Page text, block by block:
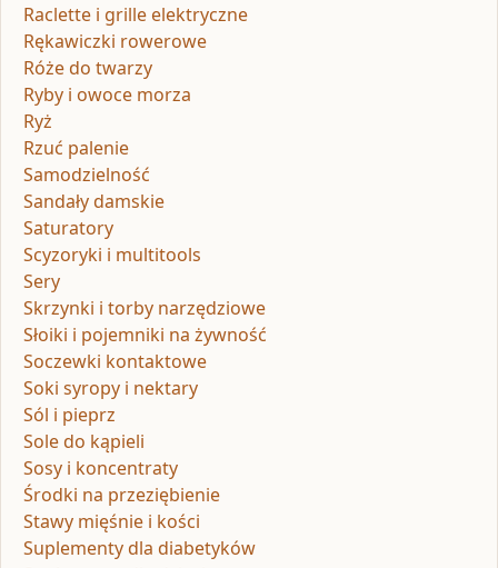
Raclette i grille elektryczne
Rękawiczki rowerowe
Róże do twarzy
Ryby i owoce morza
Ryż
Rzuć palenie
Samodzielność
Sandały damskie
Saturatory
Scyzoryki i multitools
Sery
Skrzynki i torby narzędziowe
Słoiki i pojemniki na żywność
Soczewki kontaktowe
Soki syropy i nektary
Sól i pieprz
Sole do kąpieli
Sosy i koncentraty
Środki na przeziębienie
Stawy mięśnie i kości
Suplementy dla diabetyków